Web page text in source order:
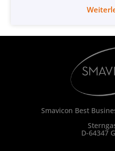
Smavicon Best
D-64347